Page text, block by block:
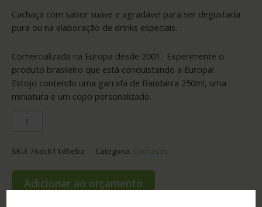
Cachaça com sabor suave e agradável para ser degustada
pura ou na elaboração de drinks especiais.
Comercializada na Europa desde 2001. Experimente o
produto brasileiro que está conquistando a Europa!
Estojo contendo uma garrafa de Bandarra 250ml, uma
miniatura e um copo personalizado.
SKU: 76dc611d6eba Categoria: Cachaças
Adicionar ao orçamento